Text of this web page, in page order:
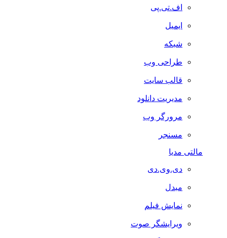
اف.تی.پی
ایمیل
شبکه
طراحی وب
قالب سایت
مدیریت دانلود
مرورگر وب
مسنجر
مالتی مدیا
دی.وی.دی
مبدل
نمایش فیلم
ویرایشگر صوت